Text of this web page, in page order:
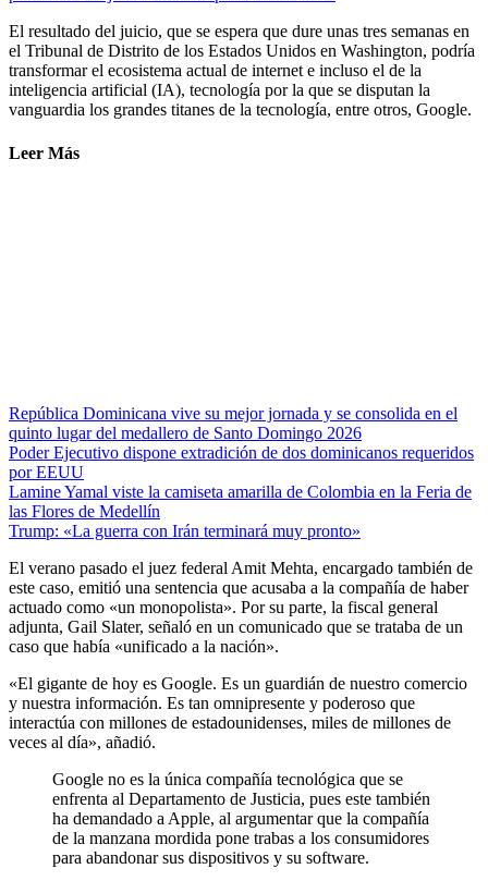
El resultado del juicio, que se espera que dure unas tres semanas en
el Tribunal de Distrito de los Estados Unidos en Washington, podría
transformar el ecosistema actual de internet e incluso el de la
inteligencia artificial (IA), tecnología por la que se disputan la
vanguardia los grandes titanes de la tecnología, entre otros, Google.
Leer Más
República Dominicana vive su mejor jornada y se consolida en el
quinto lugar del medallero de Santo Domingo 2026
Poder Ejecutivo dispone extradición de dos dominicanos requeridos
por EEUU
Lamine Yamal viste la camiseta amarilla de Colombia en la Feria de
las Flores de Medellín
Trump: «La guerra con Irán terminará muy pronto»
El verano pasado el juez federal Amit Mehta, encargado también de
este caso, emitió una sentencia que acusaba a la compañía de haber
actuado como «un monopolista». Por su parte, la fiscal general
adjunta, Gail Slater, señaló en un comunicado que se trataba de un
caso que había «unificado a la nación».
«El gigante de hoy es Google. Es un guardián de nuestro comercio
y nuestra información. Es tan omnipresente y poderoso que
interactúa con millones de estadounidenses, miles de millones de
veces al día», añadió.
Google no es la única compañía tecnológica que se
enfrenta al Departamento de Justicia, pues este también
ha demandado a Apple, al argumentar que la compañía
de la manzana mordida pone trabas a los consumidores
para abandonar sus dispositivos y su software.